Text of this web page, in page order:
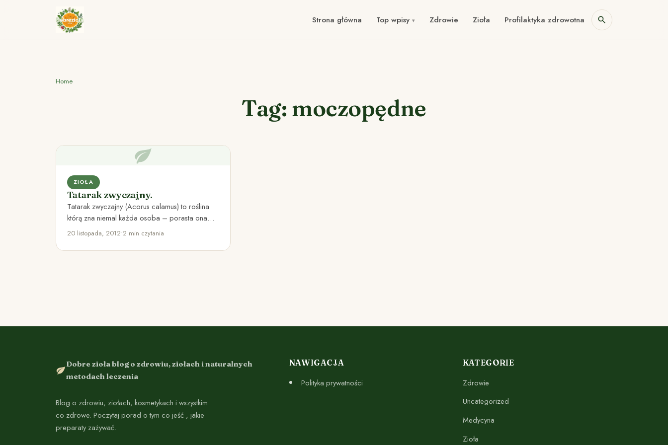
Strona główna Top wpisy Zdrowie Zioła Profilaktyka zdrowotna
Home
Tag: moczopędne
ZIOŁA
Tatarak zwyczajny.
Tatarak zwyczajny (Acorus calamus) to roślina
którą zna niemal każda osoba – porasta ona
brzegi zbiorników wodnych i…
20 listopada, 2012•2 min czytania
Dobre zioła blog o zdrowiu, ziołach i naturalnych
metodach leczenia
Blog o zdrowiu, ziołach, kosmetykach i wszystkim
co zdrowe. Poczytaj porad o tym co jeść , jakie
preparaty zażywać.
NAWIGACJA
Polityka prywatności
KATEGORIE
Zdrowie
Uncategorized
Medycyna
Zioła